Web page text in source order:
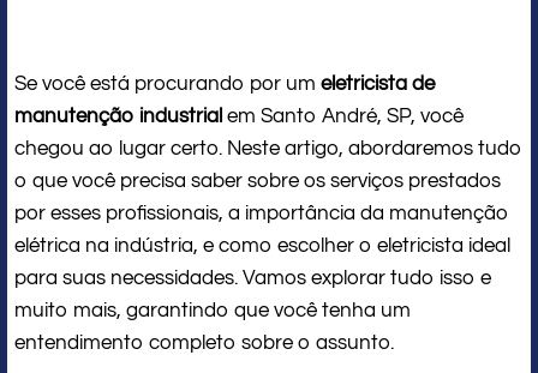
Se você está procurando por um eletricista de
manutenção industrial em Santo André, SP, você
chegou ao lugar certo. Neste artigo, abordaremos tudo
o que você precisa saber sobre os serviços prestados
por esses profissionais, a importância da manutenção
elétrica na indústria, e como escolher o eletricista ideal
para suas necessidades. Vamos explorar tudo isso e
muito mais, garantindo que você tenha um
entendimento completo sobre o assunto.